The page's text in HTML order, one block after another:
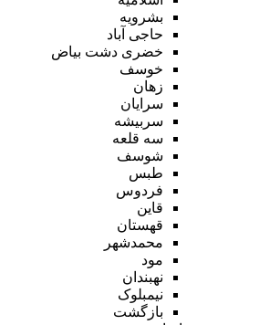
بشرویه
حاجی آباد
خضری دشت بیاض
خوسف
زهان
سرایان
سربیشه
سه قلعه
شوسف
طبس
فردوس
قاین
قهستان
محمدشهر
مود
نهبندان
نیمبلوک
بازگشت